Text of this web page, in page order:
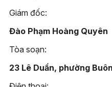
Giám đốc:
Đào Phạm Hoàng Quyên
Tòa soạn:
23 Lê Duẩn, phường